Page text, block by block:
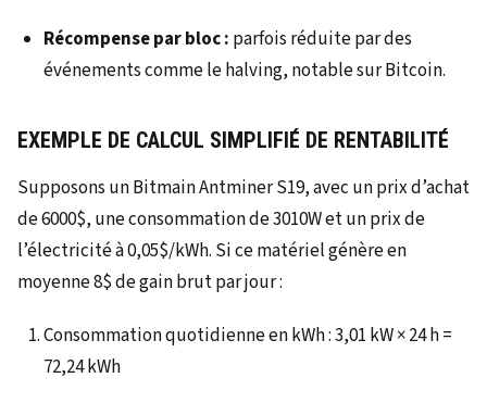
Récompense par bloc : parfois réduite par des
événements comme le halving, notable sur Bitcoin.
EXEMPLE DE CALCUL SIMPLIFIÉ DE RENTABILITÉ
Supposons un Bitmain Antminer S19, avec un prix d’achat
de 6000$, une consommation de 3010W et un prix de
l’électricité à 0,05$/kWh. Si ce matériel génère en
moyenne 8$ de gain brut par jour :
Consommation quotidienne en kWh : 3,01 kW × 24 h =
72,24 kWh